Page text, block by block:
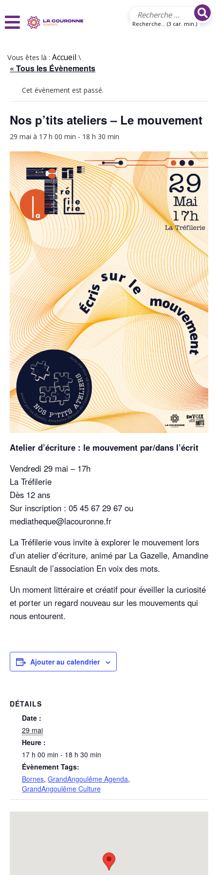
Recherche... (3 car. min.)
Vous êtes là : Accueil \
« Tous les Évènements
Cet évènement est passé.
Nos p’tits ateliers – Le mouvement
29 mai à 17 h 00 min - 18 h 30 min
Atelier d’écriture : le mouvement par/dans l’écrit
Vendredi 29 mai – 17h
La Tréfilerie
Dès 12 ans
Sur inscription : 05 45 67 29 67 ou
mediatheque@lacouronne.fr
La Tréfilerie vous invite à explorer le mouvement lors
d’un atelier d’écriture, animé par La Gazelle, Amandine
Esnault de l’association En voix des mots.
Un moment littéraire et créatif pour éveiller la curiosité
et porter un regard nouveau sur les mouvements qui
nous entourent.
Ajouter au calendrier
DÉTAILS
Date :
29 mai
Heure :
17 h 00 min - 18 h 30 min
Évènement Tags:
Bornes, GrandAngoulême Agenda,
GrandAngoulême Culture